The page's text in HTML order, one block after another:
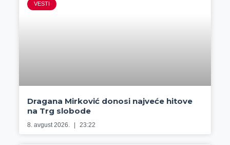
VESTI
Dragana Mirković donosi najveće hitove
na Trg slobode
8. avgust 2026. 23:22